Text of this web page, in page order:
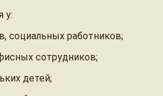
у:
социальных работников;
сотрудников;
детей;